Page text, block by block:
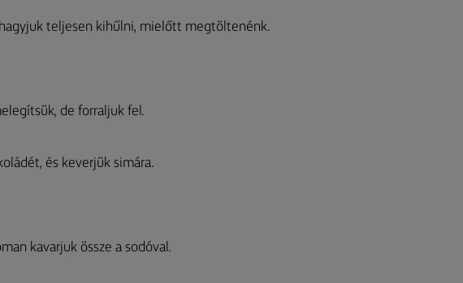
teljesen kihűlni, mielőtt megtöltenénk.
de forraljuk fel.
és keverjük simára.
kavarjuk össze a sodóval.